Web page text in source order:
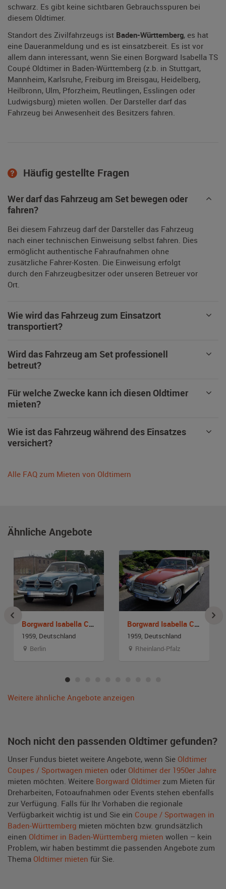
schwarz. Es gibt keine sichtbaren Gebrauchsspuren bei
diesem Oldtimer.
Standort des Zivilfahrzeugs ist Baden-Württemberg, es hat
eine Daueranmeldung und es ist einsatzbereit. Es ist vor
allem dann interessant, wenn Sie einen Borgward Isabella TS
Coupé Oldtimer in Baden-Württemberg (z.b. in Stuttgart,
Mannheim, Karlsruhe, Freiburg im Breisgau, Heidelberg,
Heilbronn, Ulm, Pforzheim, Reutlingen, Esslingen oder
Ludwigsburg) mieten wollen. Der Darsteller darf das
Fahrzeug bei Anwesenheit des Besitzers fahren.
Häufig gestellte Fragen
Wer darf das Fahrzeug am Set bewegen oder
fahren?
Bei diesem Fahrzeug darf der Darsteller das Fahrzeug
nach einer technischen Einweisung selbst fahren. Dies
ermöglicht authentische Fahraufnahmen ohne
zusätzliche Fahrer-Kosten. Die Einweisung erfolgt
durch den Fahrzeugbesitzer oder unseren Betreuer vor
Ort.
Wie wird das Fahrzeug zum Einsatzort
transportiert?
Wird das Fahrzeug am Set professionell
betreut?
Für welche Zwecke kann ich diesen Oldtimer
mieten?
Wie ist das Fahrzeug während des Einsatzes
versichert?
Alle FAQ zum Mieten von Oldtimern
Ähnliche Angebote
Borgward Isabella Coupé TS
1959, Deutschland
Berlin
Borgward Isabella Coupe
1959, Deutschland
Rheinland-Pfalz
Weitere ähnliche Angebote anzeigen
Noch nicht den passenden Oldtimer gefunden?
Unser Fundus bietet weitere Angebote, wenn Sie Oldtimer
Coupes / Sportwagen mieten oder Oldtimer der 1950er Jahre
mieten möchten. Weitere Borgward Oldtimer zum Mieten für
Dreharbeiten, Fotoaufnahmen oder Events stehen ebenfalls
zur Verfügung. Falls für Ihr Vorhaben die regionale
Verfügbarkeit wichtig ist und Sie ein Coupe / Sportwagen in
Baden-Württemberg mieten möchten bzw. grundsätzlich
einen Oldtimer in Baden-Württemberg mieten wollen – kein
Problem, wir haben bestimmt die passenden Angebote zum
Thema Oldtimer mieten für Sie.